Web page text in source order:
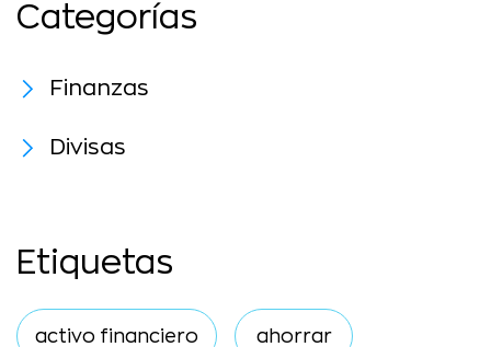
Categorías
Finanzas
Divisas
Etiquetas
activo financiero ahorrar